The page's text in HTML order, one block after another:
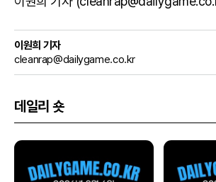
이원희 기자
cleanrap@dailygame.co.kr
데일리 숏